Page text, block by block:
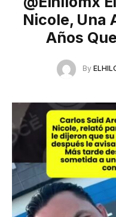
Nicole, Una
Años
By